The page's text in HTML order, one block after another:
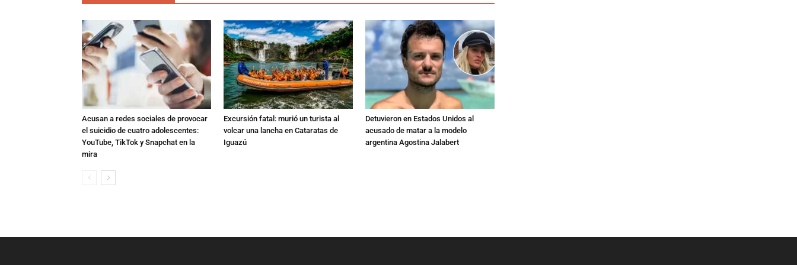
Acusan a redes sociales de provocar
el suicidio de cuatro adolescentes:
YouTube, TikTok y Snapchat en la
mira
Excursión fatal: murió un turista al
volcar una lancha en Cataratas de
Iguazú
Detuvieron en Estados Unidos al
acusado de matar a la modelo
argentina Agostina Jalabert